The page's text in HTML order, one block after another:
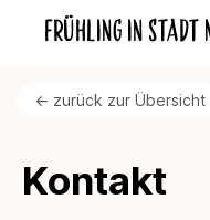
Frühling in Stadt
<- zurück zur Übersicht
Kontakt